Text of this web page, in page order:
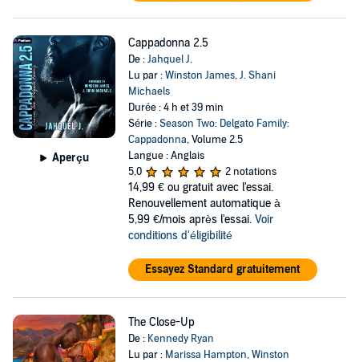
Aperçu
Cappadonna 2.5
De :Jahquel J.
Lu par :Winston James,J. Shani
Michaels
Durée : 4 h et 39 min
Série :Season Two: Delgato Family:
Cappadonna, Volume 2.5
Langue : Anglais
5,0
2 notations
14,99 € ou gratuit avec l'essai.
Renouvellement automatique à
5,99 €/mois après l'essai. Voir
conditions d'éligibilité
Essayez Standard gratuitement
The Close-Up
De : Kennedy Ryan
Lu par : Marissa Hampton,Winston